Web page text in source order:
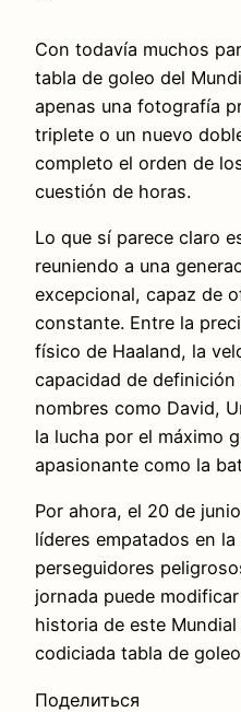
Con todavía muchos
tabla de goleo del
apenas una fotografía
triplete o un nuevo
completo el orden de
cuestión de horas.
Lo que sí parece claro
reuniendo a una
excepcional, capaz de
constante. Entre la
físico de Haaland, la
capacidad de
nombres como David,
la lucha por el máximo
apasionante como la
Por ahora, el 20 de
líderes empatados en
perseguidores
jornada puede
historia de este
codiciada tabla de
Поделиться